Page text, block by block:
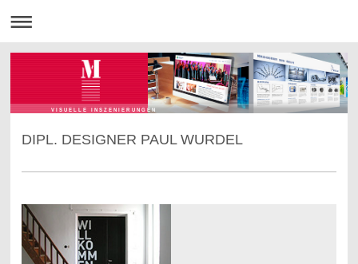
V I S U E L L E I N S Z E N I E R U N G E N
DIPL. DESIGNER PAUL WURDEL